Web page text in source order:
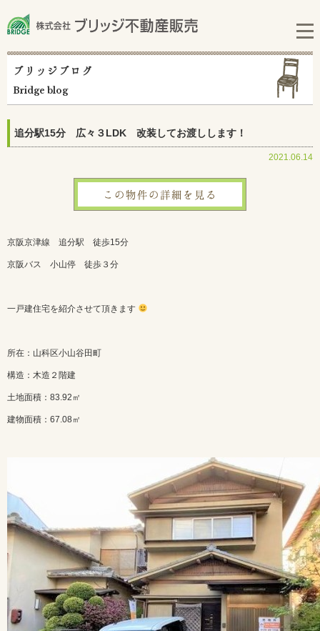
ブリッジブログ
Bridge blog
追分駅15分 広々３LDK 改装してお渡しします！
2021.06.14
この物件の詳細を見る
京阪京津線 追分駅 徒歩15分
京阪バス 小山停 徒歩３分
一戸建住宅を紹介させて頂きます
所在：山科区小山谷田町
構造：木造２階建
土地面積：83.92㎡
建物面積：67.08㎡